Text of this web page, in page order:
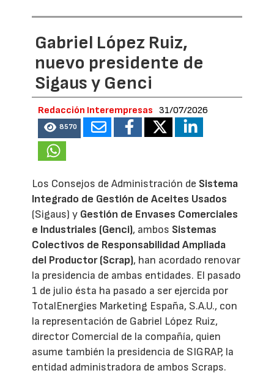
Gabriel López Ruiz,
nuevo presidente de
Sigaus y Genci
Redacción Interempresas 31/07/2026
8570
Los Consejos de Administración de Sistema
Integrado de Gestión de Aceites Usados
(Sigaus) y Gestión de Envases Comerciales
e Industriales (Genci), ambos Sistemas
Colectivos de Responsabilidad Ampliada
del Productor (Scrap), han acordado renovar
la presidencia de ambas entidades. El pasado
1 de julio ésta ha pasado a ser ejercida por
TotalEnergies Marketing España, S.A.U., con
la representación de Gabriel López Ruiz,
director Comercial de la compañía, quien
asume también la presidencia de SIGRAP, la
entidad administradora de ambos Scraps.